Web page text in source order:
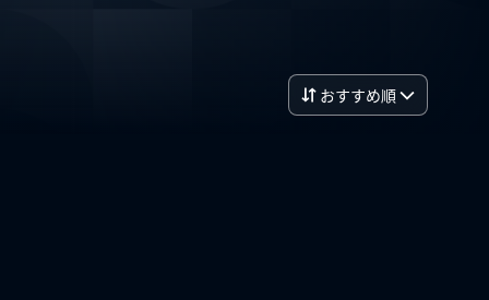
おすすめ順